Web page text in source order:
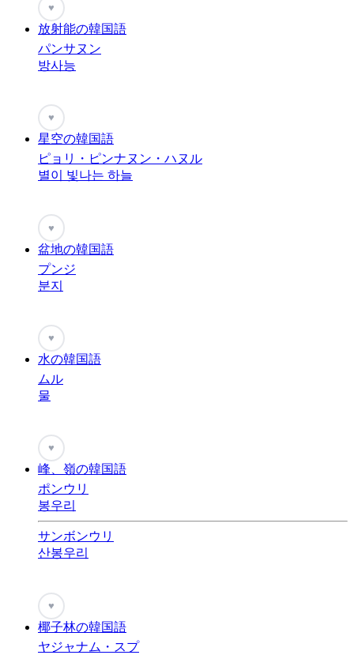
♥
放射能の韓国語
パンサヌン
방사능
♥
星空の韓国語
ピョリ・ピンナヌン・ハヌル
별이 빛나는 하늘
♥
盆地の韓国語
プンジ
분지
♥
水の韓国語
ムル
물
♥
峰、嶺の韓国語
ポンウリ
봉우리
サンボンウリ
산봉우리
♥
椰子林の韓国語
ヤジャナム・スプ